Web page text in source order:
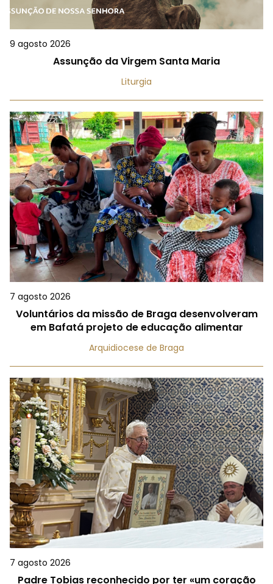
9 agosto 2026
Assunção da Virgem Santa Maria
Liturgia
7 agosto 2026
Voluntários da missão de Braga desenvolveram
em Bafatá projeto de educação alimentar
Arquidiocese de Braga
7 agosto 2026
Padre Tobias reconhecido por ter «um coração